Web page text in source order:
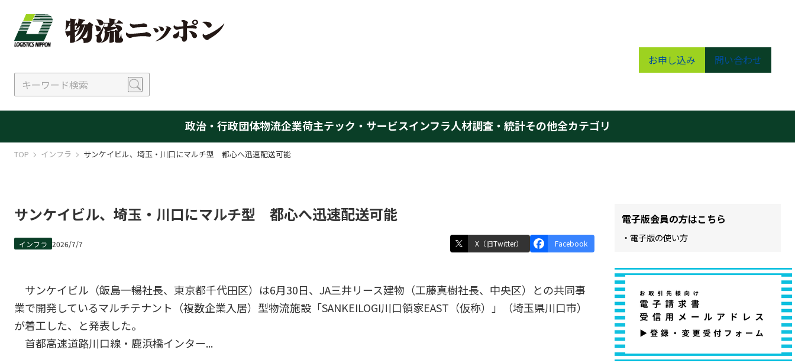
お申し込み 問い合わせ
政治・行政団体物流企業荷主テック・サービスインフラ人材調査・統計その他全カテゴリ
TOP インフラ サンケイビル、埼玉・川口にマルチ型 都心へ迅速配送可能
サンケイビル、埼玉・川口にマルチ型 都心へ迅速配送可能
インフラ 2026/7/7 X（旧Twitter） Facebook
サンケイビル（飯島一暢社長、東京都千代田区）は6月30日、JA三井リース建物（工藤真樹社長、中央区）との共同事
業で開発しているマルチテナント（複数企業入居）型物流施設「SANKEILOGI川口領家EAST（仮称）」（埼玉県川口市）
が着工した、と発表した。
首都高速道路川口線・鹿浜橋インター...
電子版会員の方はこちら
・電子版の使い方